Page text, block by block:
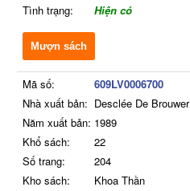
Tình trạng:
Hiện có
Mượn sách
Mã số:
609LV0006700
Nhà xuất bản: Desclée De Brouwer
Năm xuất bản: 1989
Khổ sách:
22
Số trang:
204
Kho sách:
Khoa Thần